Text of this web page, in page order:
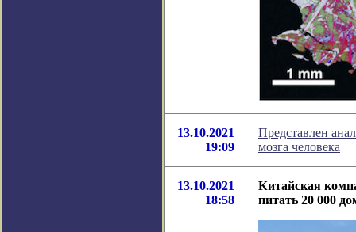
13.10.2021
19:09
Представлен
мозга человека
13.10.2021
18:58
Китайская
питать 20 000